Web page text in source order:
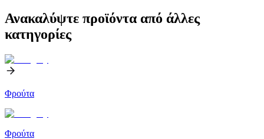
Ανακαλύψτε προϊόντα από άλλες
κατηγορίες
Φρούτα
Φρούτα